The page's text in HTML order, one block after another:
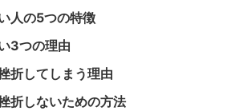
人の5つの特徴
3つの理由
折してしまう理由
折しないための方法